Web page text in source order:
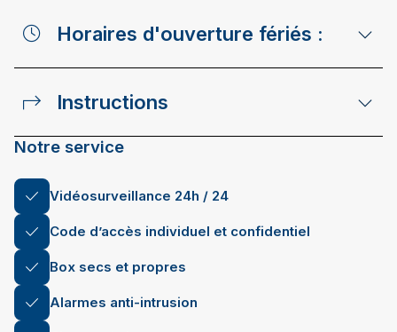
Horaires d'ouverture fériés :
Instructions
Notre service
Vidéosurveillance 24h / 24
Code d’accès individuel et confidentiel
Box secs et propres
Alarmes anti-intrusion